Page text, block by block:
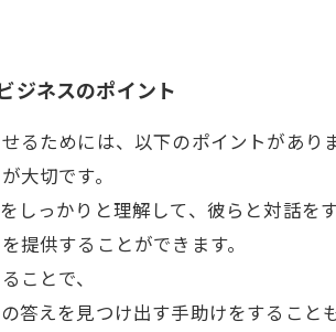
ジネスのポイント
るためには、以下のポイントがありま
大切です。
しっかりと理解して、彼らと対話を
提供することができます。
ことで、
答えを見つけ出す手助けをすることも